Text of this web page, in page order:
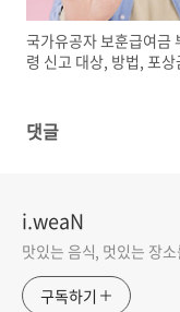
국가유공자 보훈급여금
령 신고 대상, 방법, 포상
댓글
i.weaN
맛있는 음식, 멋있는 장
구독하기